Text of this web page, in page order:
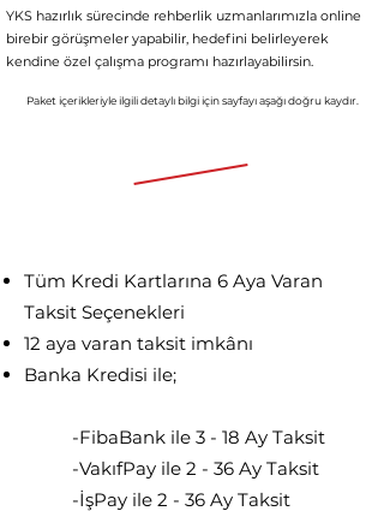
YKS hazırlık sürecinde rehberlik uzmanlarımızla online
birebir görüşmeler yapabilir, hedefini belirleyerek
kendine özel çalışma programı hazırlayabilirsin.
Paket içerikleriyle ilgili detaylı bilgi içinsayfayı aşağı doğru kaydır.
105.980 TL
Tüm Kredi Kartlarına 6 Aya Varan
Taksit Seçenekleri
12 aya varan taksit imkânı​
Banka Kredisi ile;
-FibaBank ile 3 - 18 Ay Taksit
-VakıfPay ile 2 - 36 Ay Taksit
-İşPay ile 2 - 36 Ay Taksit